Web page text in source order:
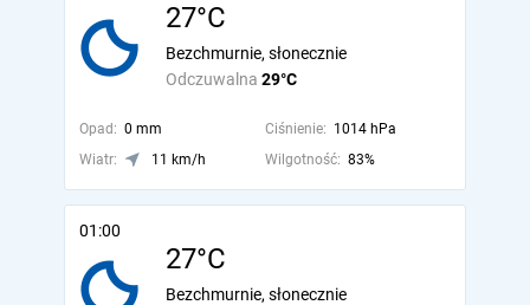
27°C
Odczuwalna 29°C
Bezchmurnie, słonecznie
Opad: 0 mm Ciśnienie: 1014 hPa
Wiatr:
11 km/h Wilgotność: 83%
01:00
27°C
Bezchmurnie, słonecznie